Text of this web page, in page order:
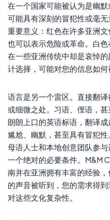
在一个国家可能被认为是幽
可能具有深刻的冒犯性或毫
重要意义：红色在许多亚洲
也可以表示危险或革命。白
在一些亚洲传统中却是哀悼
计选择，可能对您的信息如何
语言是另一个雷区。直接翻
或细微之处。习语、俚语，
朗朗上口的英语标语，翻译
尴尬、幽默，甚至具有冒犯
母语人士和本地创意团队参
一个绝对的必要条件。M&M
南并在亚洲拥有丰富的经验
的声音被听到，您的需求得
对这些文化复杂性。